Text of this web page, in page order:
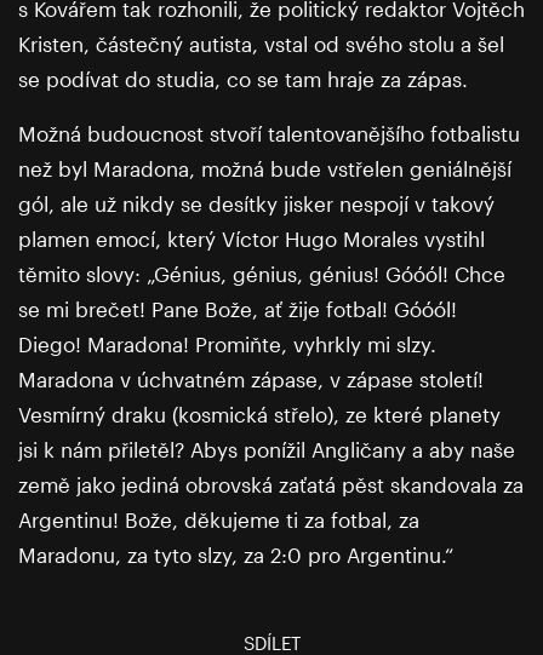
s Kovářem tak rozhonili, že politický redaktor Vojtěch
Kristen, částečný autista, vstal od svého stolu a šel
se podívat do studia, co se tam hraje za zápas.
Možná budoucnost stvoří talentovanějšího fotbalistu
než byl Maradona, možná bude vstřelen geniálnější
gól, ale už nikdy se desítky jisker nespojí v takový
plamen emocí, který Víctor Hugo Morales vystihl
těmito slovy: „Génius, génius, génius! Góóól! Chce
se mi brečet! Pane Bože, ať žije fotbal! Góóól!
Diego! Maradona! Promiňte, vyhrkly mi slzy.
Maradona v úchvatném zápase, v zápase století!
Vesmírný draku (kosmická střelo), ze které planety
jsi k nám přiletěl? Abys ponížil Angličany a aby naše
země jako jediná obrovská zaťatá pěst skandovala za
Argentinu! Bože, děkujeme ti za fotbal, za
Maradonu, za tyto slzy, za 2:0 pro Argentinu.“
SDÍLET